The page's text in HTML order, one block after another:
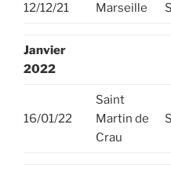
12/12/21 Marseille
Janvier
2022
16/01/22
Saint
Martin de
Crau